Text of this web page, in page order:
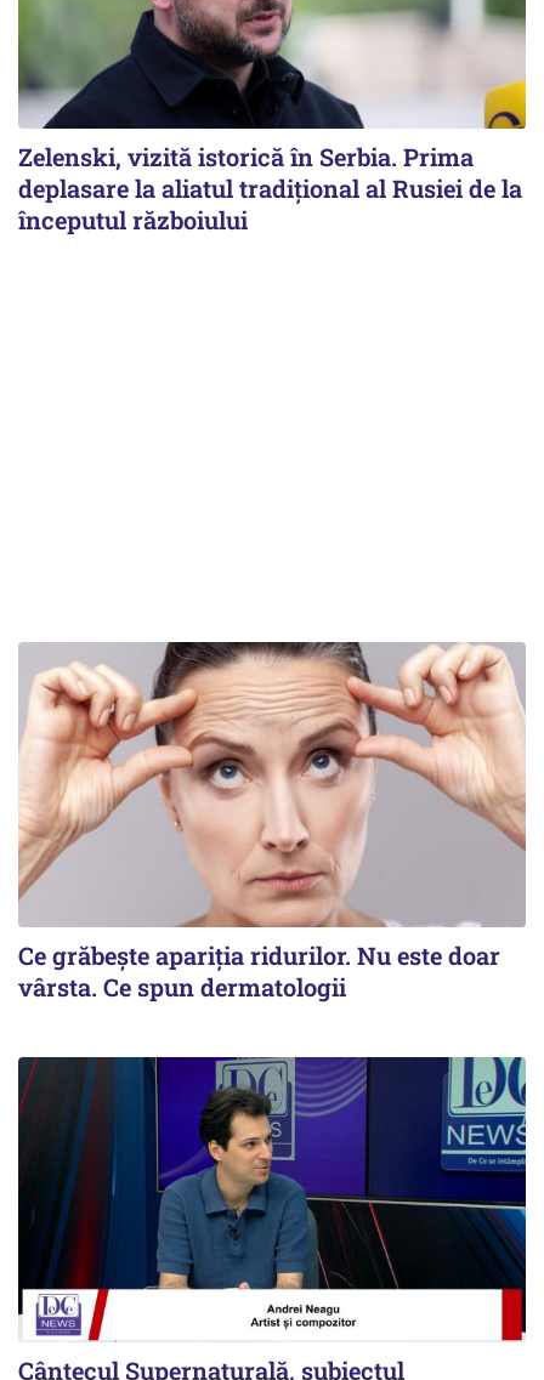
Zelenski, vizită istorică în Serbia. Prima
deplasare la aliatul tradițional al Rusiei de la
începutul războiului
Ce grăbește apariția ridurilor. Nu este doar
vârsta. Ce spun dermatologii
Cântecul Supernaturală, subiectul